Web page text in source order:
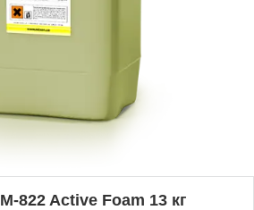
822 Active Foam 13 кг